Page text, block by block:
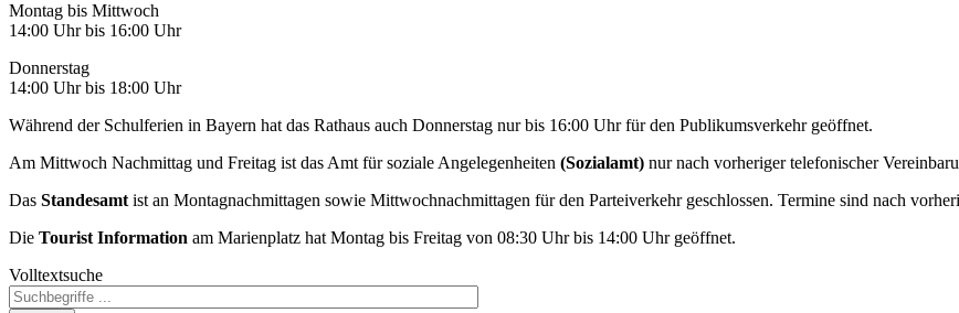
Montag bis Mittwoch
14:00 Uhr bis 16:00 Uhr
Donnerstag
14:00 Uhr bis 18:00 Uhr
Während der Schulferien in Bayern hat das Rathaus auch Donnerstag nur bis 16:00 Uhr für den Publikumsverkehr geöffnet.
Am Mittwoch Nachmittag und Freitag ist das Amt für soziale Angelegenheiten (Sozialamt) nur nach vorheriger telefonischer
Das Standesamt ist an Montagnachmittagen sowie Mittwochnachmittagen für den Parteiverkehr geschlossen. Termine sind nach
Die Tourist Information am Marienplatz hat Montag bis Freitag von 08:30 Uhr bis 14:00 Uhr geöffnet.
Volltextsuche